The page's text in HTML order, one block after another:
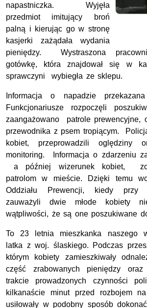
napastniczka. Wyjęła
przedmiot imitujący broń
palną i kierując go w stronę
kasjerki zażądała wydania
pieniędzy. Wystraszona
gotówkę, która znajdował się w
sprawczyni wybiegła ze sklepu.
Informacja o napadzie
Funkcjonariusze rozpoczęli
zaangażowano patrole prewencyjne,
przewodnika z psem tropiącym.
kobiet, przeprowadzili oględziny
monitoring. Informacja o zdarzeniu
a później wizerunek kobiet,
patrolom w mieście. Dzięki temu
Oddziału Prewencji, kiedy przy
zauważyli dwie młode kobiety
wątpliwości, że są one poszukiwane
To 23 letnia mieszkanka naszego
latka z woj. ślaskiego. Podczas
którym kobiety zamieszkiwały
część zrabowanych pieniędzy
trakcie prowadzonych czynności
kilkanaście minut przed rozbojem
usiłowały w podobny sposób